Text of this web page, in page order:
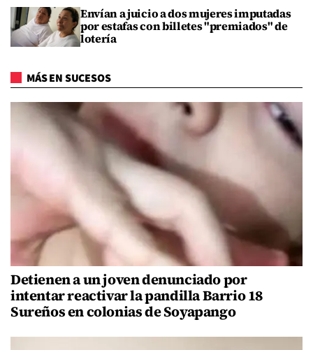
Envían a juicio a dos mujeres imputadas
por estafas con billetes "premiados" de
lotería
MÁS EN SUCESOS
Detienen a un joven denunciado por
intentar reactivar la pandilla Barrio 18
Sureños en colonias de Soyapango